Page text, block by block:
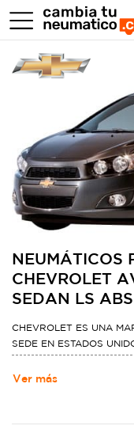
NEUMÁTICOS
CHEVROLET
SEDAN LS
CHEVROLET ES UNA
SEDE EN ESTADOS
CRAPO DURANT EL 3 DE
Ver más